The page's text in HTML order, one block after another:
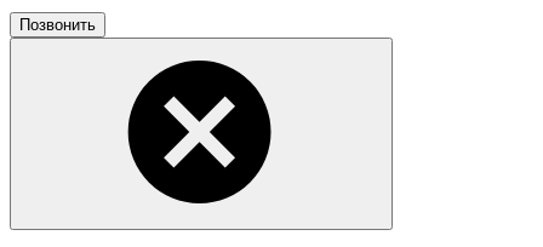
Позвонить